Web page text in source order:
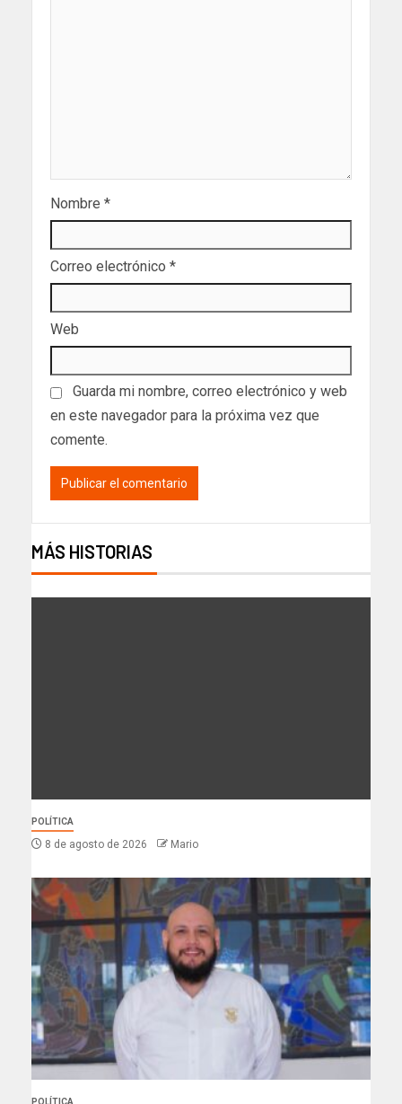
Nombre *
Correo electrónico *
Web
Guarda mi nombre, correo electrónico y web
en este navegador para la próxima vez que
comente.
MÁS HISTORIAS
POLÍTICA
8 de agosto de 2026 Mario
POLÍTICA